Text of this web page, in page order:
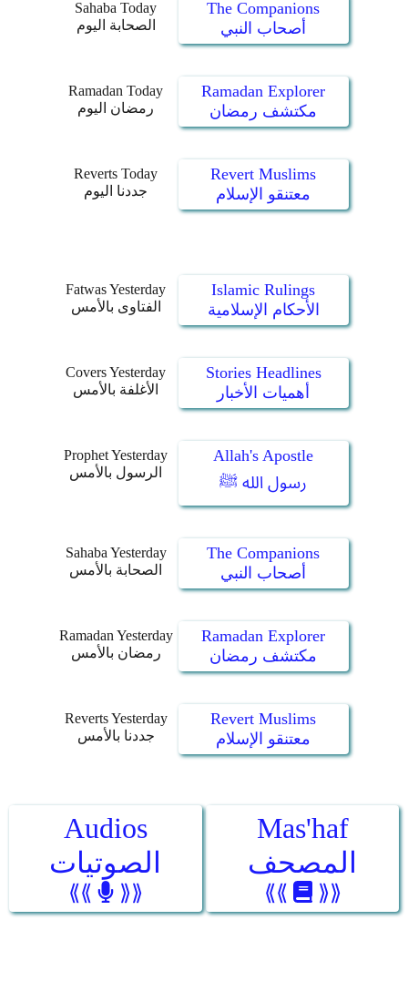
Sahaba Today
الصحابة اليوم
The Companions
أصحاب النبي
Ramadan Today
رمضان اليوم
Ramadan Explorer
مكتشف رمضان
Reverts Today
جددنا اليوم
Revert Muslims
معتنقو الإسلام
Fatwas Yesterday
الفتاوى بالأمس
Islamic Rulings
الأحكام الإسلامية
Covers Yesterday
الأغلفة بالأمس
Stories Headlines
أهميات الأخبار
Prophet Yesterday
الرسول بالأمس
Allah's Apostle
رسول الله ﷺ
Sahaba Yesterday
الصحابة بالأمس
The Companions
أصحاب النبي
Ramadan Yesterday
رمضان بالأمس
Ramadan Explorer
مكتشف رمضان
Reverts Yesterday
جددنا بالأمس
Revert Muslims
معتنقو الإسلام
Audios
الصوتيات
⟪⟪ ⟫⟫
Mas'haf
المصحف
⟪⟪ ⟫⟫